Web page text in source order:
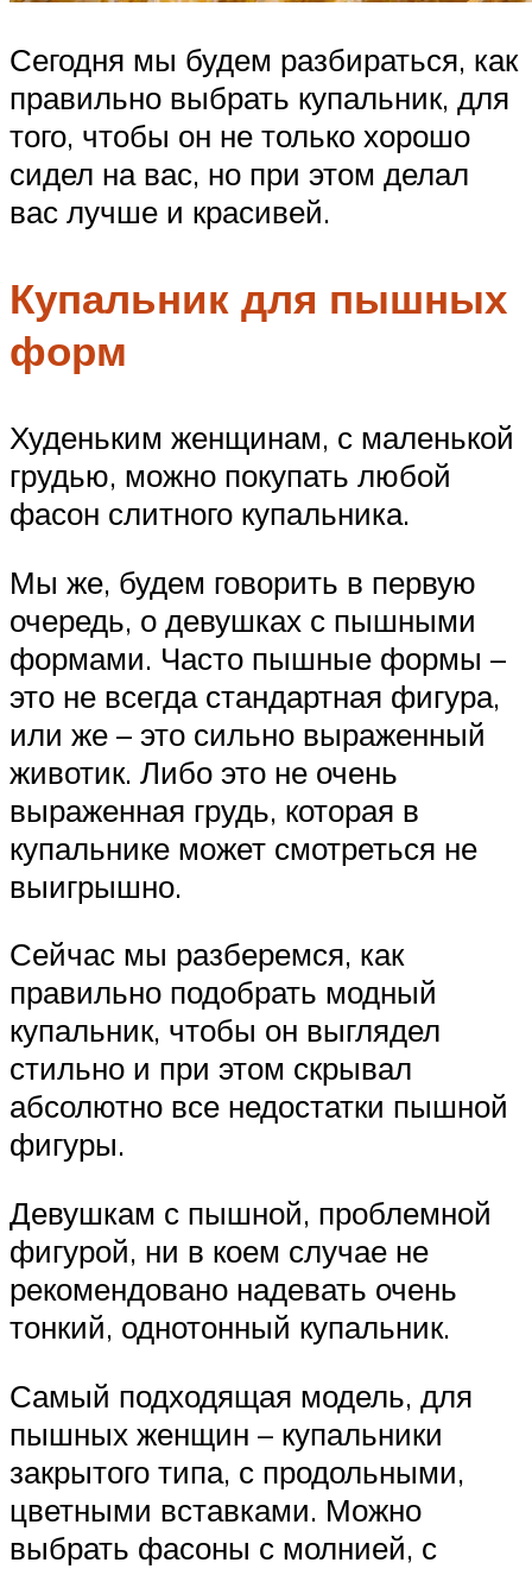
Сегодня мы будем разбираться, как
правильно выбрать купальник, для
того, чтобы он не только хорошо
сидел на вас, но при этом делал
вас лучше и красивей.
Купальник для пышных
форм
Худеньким женщинам, с маленькой
грудью, можно покупать любой
фасон слитного купальника.
Мы же, будем говорить в первую
очередь, о девушках с пышными
формами. Часто пышные формы –
это не всегда стандартная фигура,
или же – это сильно выраженный
животик. Либо это не очень
выраженная грудь, которая в
купальнике может смотреться не
выигрышно.
Сейчас мы разберемся, как
правильно подобрать модный
купальник, чтобы он выглядел
стильно и при этом скрывал
абсолютно все недостатки пышной
фигуры.
Девушкам с пышной, проблемной
фигурой, ни в коем случае не
рекомендовано надевать очень
тонкий, однотонный купальник.
Самый подходящая модель, для
пышных женщин – купальники
закрытого типа, с продольными,
цветными вставками. Можно
выбрать фасоны с молнией, с